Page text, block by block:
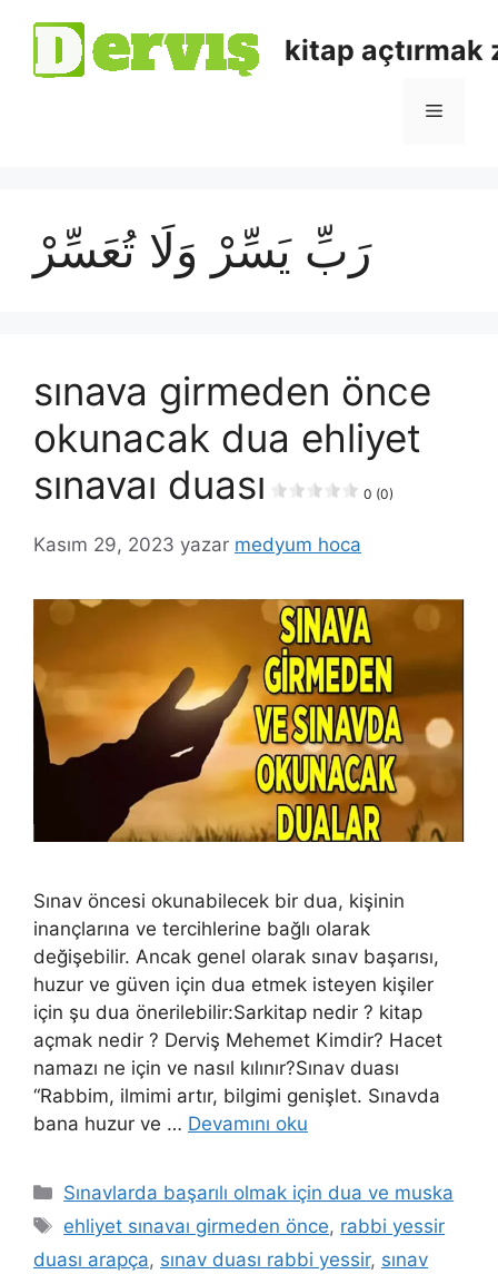
kitap açtırmak
رَبِّ يَسِّرْ وَلَا تُعَسِّرْ
sınava girmeden önce
okunacak dua ehliyet
sınavaı duası
0 (0)
Kasım 29, 2023 yazar medyum hoca
Sınav öncesi okunabilecek bir dua, kişinin
inançlarına ve tercihlerine bağlı olarak
değişebilir. Ancak genel olarak sınav başarısı,
huzur ve güven için dua etmek isteyen kişiler
için şu dua önerilebilir:Sarkitap nedir ? kitap
açmak nedir ? Derviş Mehemet Kimdir? Hacet
namazı ne için ve nasıl kılınır?Sınav duası
“Rabbim, ilmimi artır, bilgimi genişlet. Sınavda
bana huzur ve … Devamını oku
Sınavlarda başarılı olmak için dua ve muska
ehliyet sınavaı girmeden önce, rabbi yessir
duası arapça, sınav duası rabbi yessir, sınav